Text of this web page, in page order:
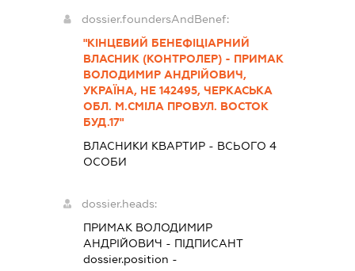
dossier.foundersAndBenef:
"КІНЦЕВИЙ БЕНЕФІЦІАРНИЙ
ВЛАСНИК (КОНТРОЛЕР) - ПРИМАК
ВОЛОДИМИР АНДРІЙОВИЧ,
УКРАЇНА, НЕ 142495, ЧЕРКАСЬКА
ОБЛ. М.СМІЛА ПРОВУЛ. ВОСТОК
БУД.17"
ВЛАСНИКИ КВАРТИР - ВСЬОГО 4
ОСОБИ
dossier.heads:
ПРИМАК ВОЛОДИМИР
АНДРІЙОВИЧ - ПІДПИСАНТ
dossier.position -